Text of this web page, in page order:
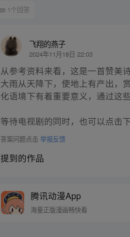
1个回答
飞翔的燕子
2024年11月18日 22:03
从参考资料来看，这是一首赞美
大雨从天降下，使地上有产出，
化语境下有着重要意义，通过这
等待电视剧的同时，也可以点击
答案问题点击举报反馈
提到的作品
腾讯动漫App
海量正版漫画畅快看